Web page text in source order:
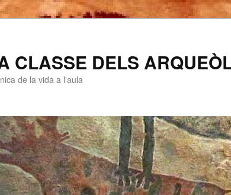
CLASSE DELS
de la vida a l'aula